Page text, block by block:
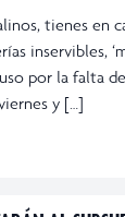
tienes en
inservibles,
por la falta
y […]